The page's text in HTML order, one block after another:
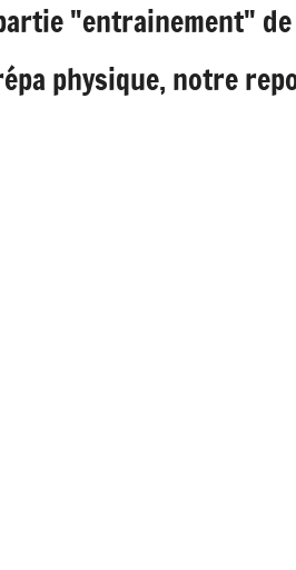
"entrainement"
physique, notre